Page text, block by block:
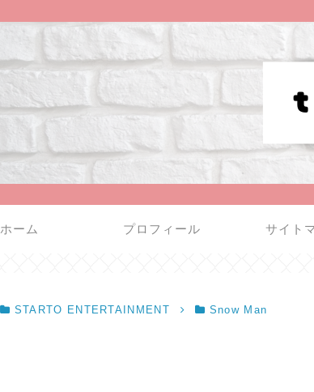
ホーム プロフィール サイト
STARTO ENTERTAINMENT Snow Man